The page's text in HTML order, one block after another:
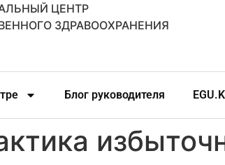
ЦЕНТР
ЗДРАВООХРАНЕНИЯ
Блог руководителя